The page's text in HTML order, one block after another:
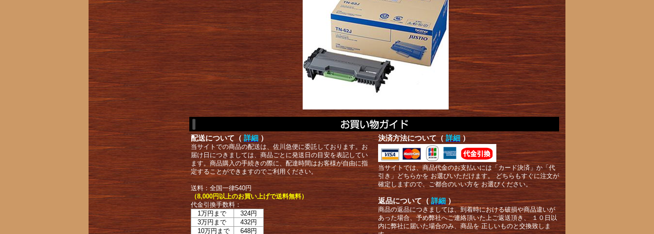
配送について（ 詳細 ）
当サイトでの商品の配送は、佐川急便に委託しております。お
届け日につきましては、商品ごとに発送日の目安を表記してい
ます。商品購入の手続きの際に、配達時間はお客様が自由に指
定することができますのでご利用ください。
送料：全国一律540円
（8,000円以上のお買い上げで送料無料）
代金引換手数料：
1万円まで
324円
3万円まで
432円
10万円まで
648円
決済方法について（ 詳細 ）
当サイトでは、商品代金のお支払いには「カード決済」か「代
引き」どちらかを お選びいただけます。 どちらもすぐに注文が
確定しますので、ご都合のいい方を お選びください。
返品について（ 詳細 ）
商品の返品につきましては、到着時における破損や商品違いが
あった場合、予め弊社へご連絡頂いた上ご返送頂き、 １０日以
内に弊社に届いた場合のみ、商品を 正しいものと交換致しま